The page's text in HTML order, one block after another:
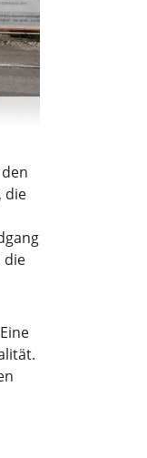
die
die